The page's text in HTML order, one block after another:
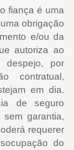
fiança é uma
obrigação
e/ou da
autoriza ao
por
contratual,
em dia.
de seguro
garantia,
requerer
do